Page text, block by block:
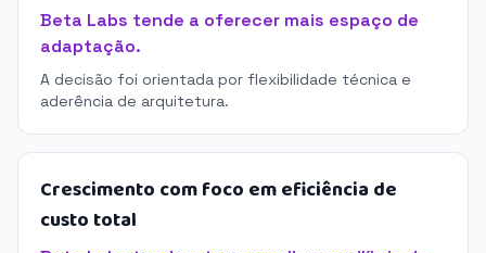
Beta Labs tende a oferecer mais espaço de
adaptação.
A decisão foi orientada por flexibilidade técnica e
aderência de arquitetura.
Crescimento com foco em eficiência de
custo total